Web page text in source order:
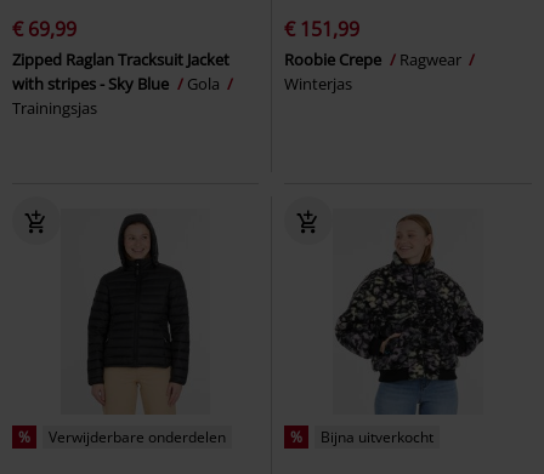
€ 69,99
Zipped Raglan Tracksuit Jacket
with stripes - Sky Blue
Gola
Trainingsjas
€ 151,99
Roobie Crepe
Ragwear
Winterjas
% Verwijderbare onderdelen % Bijna uitverkocht